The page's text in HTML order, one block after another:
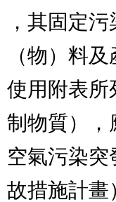
，其固定
（物）料
使用附表所
制物質），
空氣污染
故措施計畫